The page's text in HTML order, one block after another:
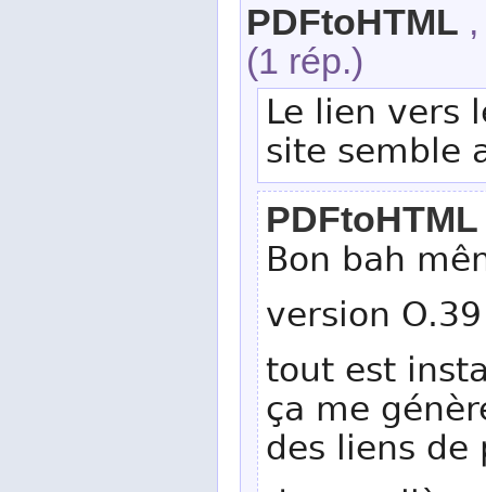
PDFtoHTML
(1 rép.)
Le lien vers
site semble
PDFtoHTML
Bon bah
version
tout est
ça me
des liens